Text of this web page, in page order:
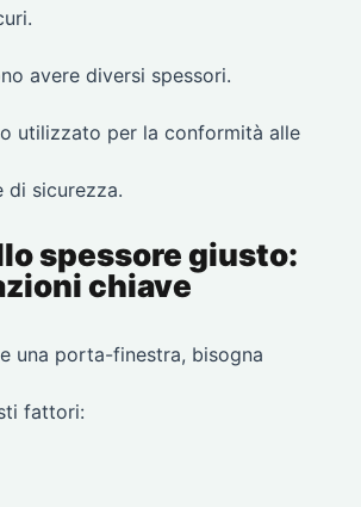
avere diversi spessori.
utilizzato per la conformità alle
di sicurezza.
spessore giusto:
chiave
una porta-finestra, bisogna
fattori: